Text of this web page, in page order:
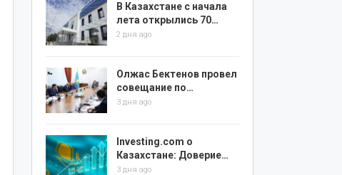
В Казахстане с начала
лета открылись 70…
2 дня ago
Олжас Бектенов провел
совещание по…
3 дня ago
Investing.com о
Казахстане: Доверие…
3 дня ago